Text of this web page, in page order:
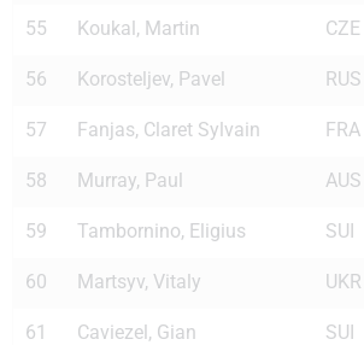
55 Koukal, Martin CZE
56 Korosteljev, Pavel RUS
57 Fanjas, Claret Sylvain FRA
58 Murray, Paul AUS
59 Tambornino, Eligius SUI
60 Martsyv, Vitaly UKR
61 Caviezel, Gian SUI